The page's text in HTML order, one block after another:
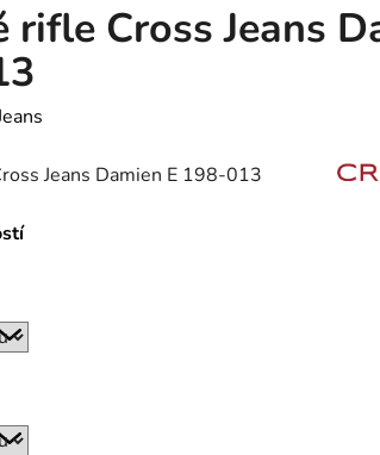
rifle Cross Jeans
Jeans Damien E 198-013